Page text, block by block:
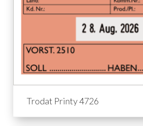
Trodat Printy 4726